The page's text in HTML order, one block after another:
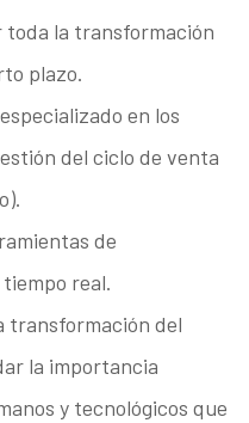
toda la transformación
plazo.
en los
del ciclo de venta
de
real.
transformación del
la importancia
y tecnológicos que